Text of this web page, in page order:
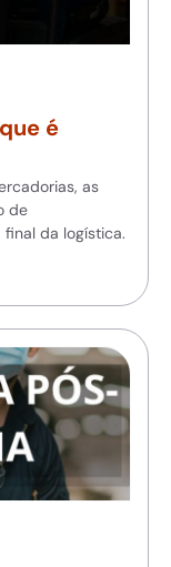
é
as
de
da logística.